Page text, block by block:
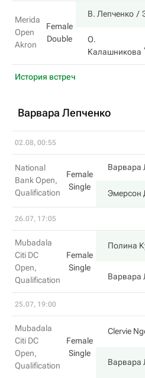
Merida
Open
Akron
Female
Double
В. Лепченко
О.
Калашникова
История встреч
Варвара Лепченко
02.08, 00:55
National
Bank Open,
Qualification
Female
Single
Варвара
Эмерсон
26.07, 17:05
Mubadala
Citi DC
Open,
Qualification
Female
Single
Полина
Варвара
25.07, 19:00
Mubadala
Citi DC
Open,
Qualification
Female
Single
Clervie
Варвара